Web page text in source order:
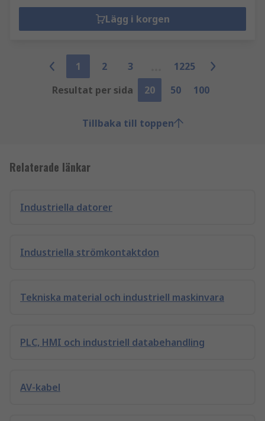
Lägg i korgen
1 2 3
1225
Resultat per sida
20 50 100
Tillbaka till toppen
Relaterade länkar
Industriella datorer
Industriella strömkontaktdon
Tekniska material och industriell maskinvara
PLC, HMI och industriell databehandling
AV-kabel